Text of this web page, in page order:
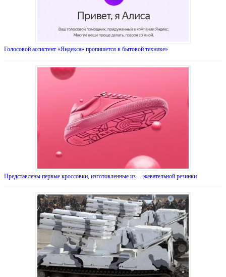
Голосовой ассистент «Яндекса» пропишется в бытовой технике»
Представлены первые кроссовки, изготовленные из… жевательной резинки